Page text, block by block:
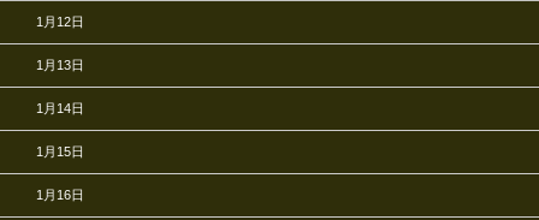
1月12日
1月13日
1月14日
1月15日
1月16日